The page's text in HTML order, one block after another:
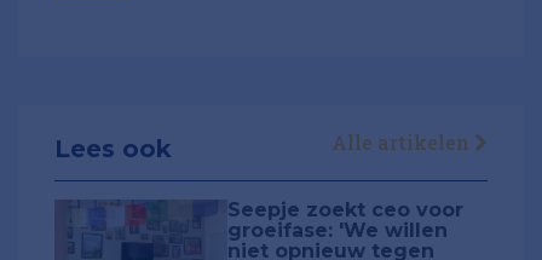
Lees ook Alle artikelen
Seepje zoekt ceo voor
groeifase: 'We willen
niet opnieuw tegen